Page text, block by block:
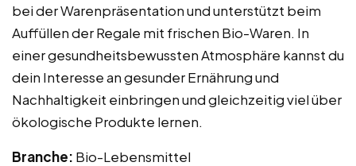
bei der Warenpräsentation und unterstützt beim
Auffüllen der Regale mit frischen Bio-Waren. In
einer gesundheitsbewussten Atmosphäre kannst du
dein Interesse an gesunder Ernährung und
Nachhaltigkeit einbringen und gleichzeitig viel über
ökologische Produkte lernen.
Branche: Bio-Lebensmittel